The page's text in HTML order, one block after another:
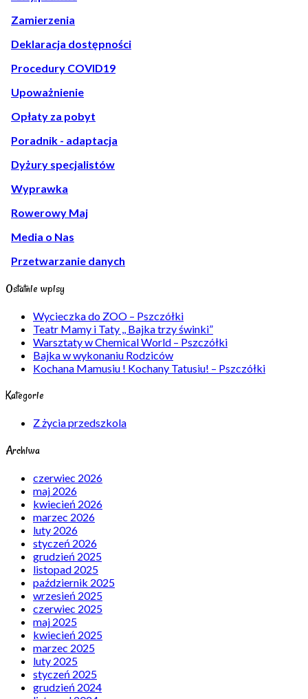
Zamierzenia
Deklaracja dostępności
Procedury COVID19
Upoważnienie
Opłaty za pobyt
Poradnik - adaptacja
Dyżury specjalistów
Wyprawka
Rowerowy Maj
Media o Nas
Przetwarzanie danych
Ostatnie wpisy
Wycieczka do ZOO – Pszczółki
Teatr Mamy i Taty ,, Bajka trzy świnki”
Warsztaty w Chemical World – Pszczółki
Bajka w wykonaniu Rodziców
Kochana Mamusiu ! Kochany Tatusiu! – Pszczółki
Kategorie
Z życia przedszkola
Archiwa
czerwiec 2026
maj 2026
kwiecień 2026
marzec 2026
luty 2026
styczeń 2026
grudzień 2025
listopad 2025
październik 2025
wrzesień 2025
czerwiec 2025
maj 2025
kwiecień 2025
marzec 2025
luty 2025
styczeń 2025
grudzień 2024